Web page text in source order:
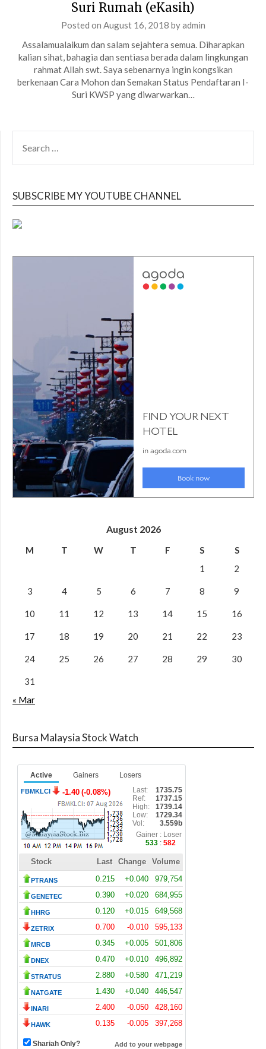
Suri Rumah (eKasih)
Posted on August 16, 2018 byadmin
Assalamualaikum dan salam sejahtera semua. Diharapkan
kalian sihat, bahagia dan sentiasa berada dalam lingkungan
rahmat Allah swt. Saya sebenarnya ingin kongsikan
berkenaan Cara Mohon dan Semakan Status Pendaftaran I-
Suri KWSP yang diwarwarkan…
FOR:
SUBSCRIBE MY YOUTUBE CHANNEL
August 2026
M T W T F S
S
1
2
3 4 5 6 7 8 9
10 11 12 13 14 15 16
17 18 19 20 21 22 23
24 25 26 27 28 29 30
31
« Mar
Bursa Malaysia Stock Watch